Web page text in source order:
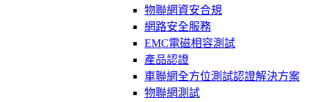
物聯網資安合規
網路安全服務
EMC電磁相容測試
產品認證
車聯網全方位測試認證解決方案
物聯網測試